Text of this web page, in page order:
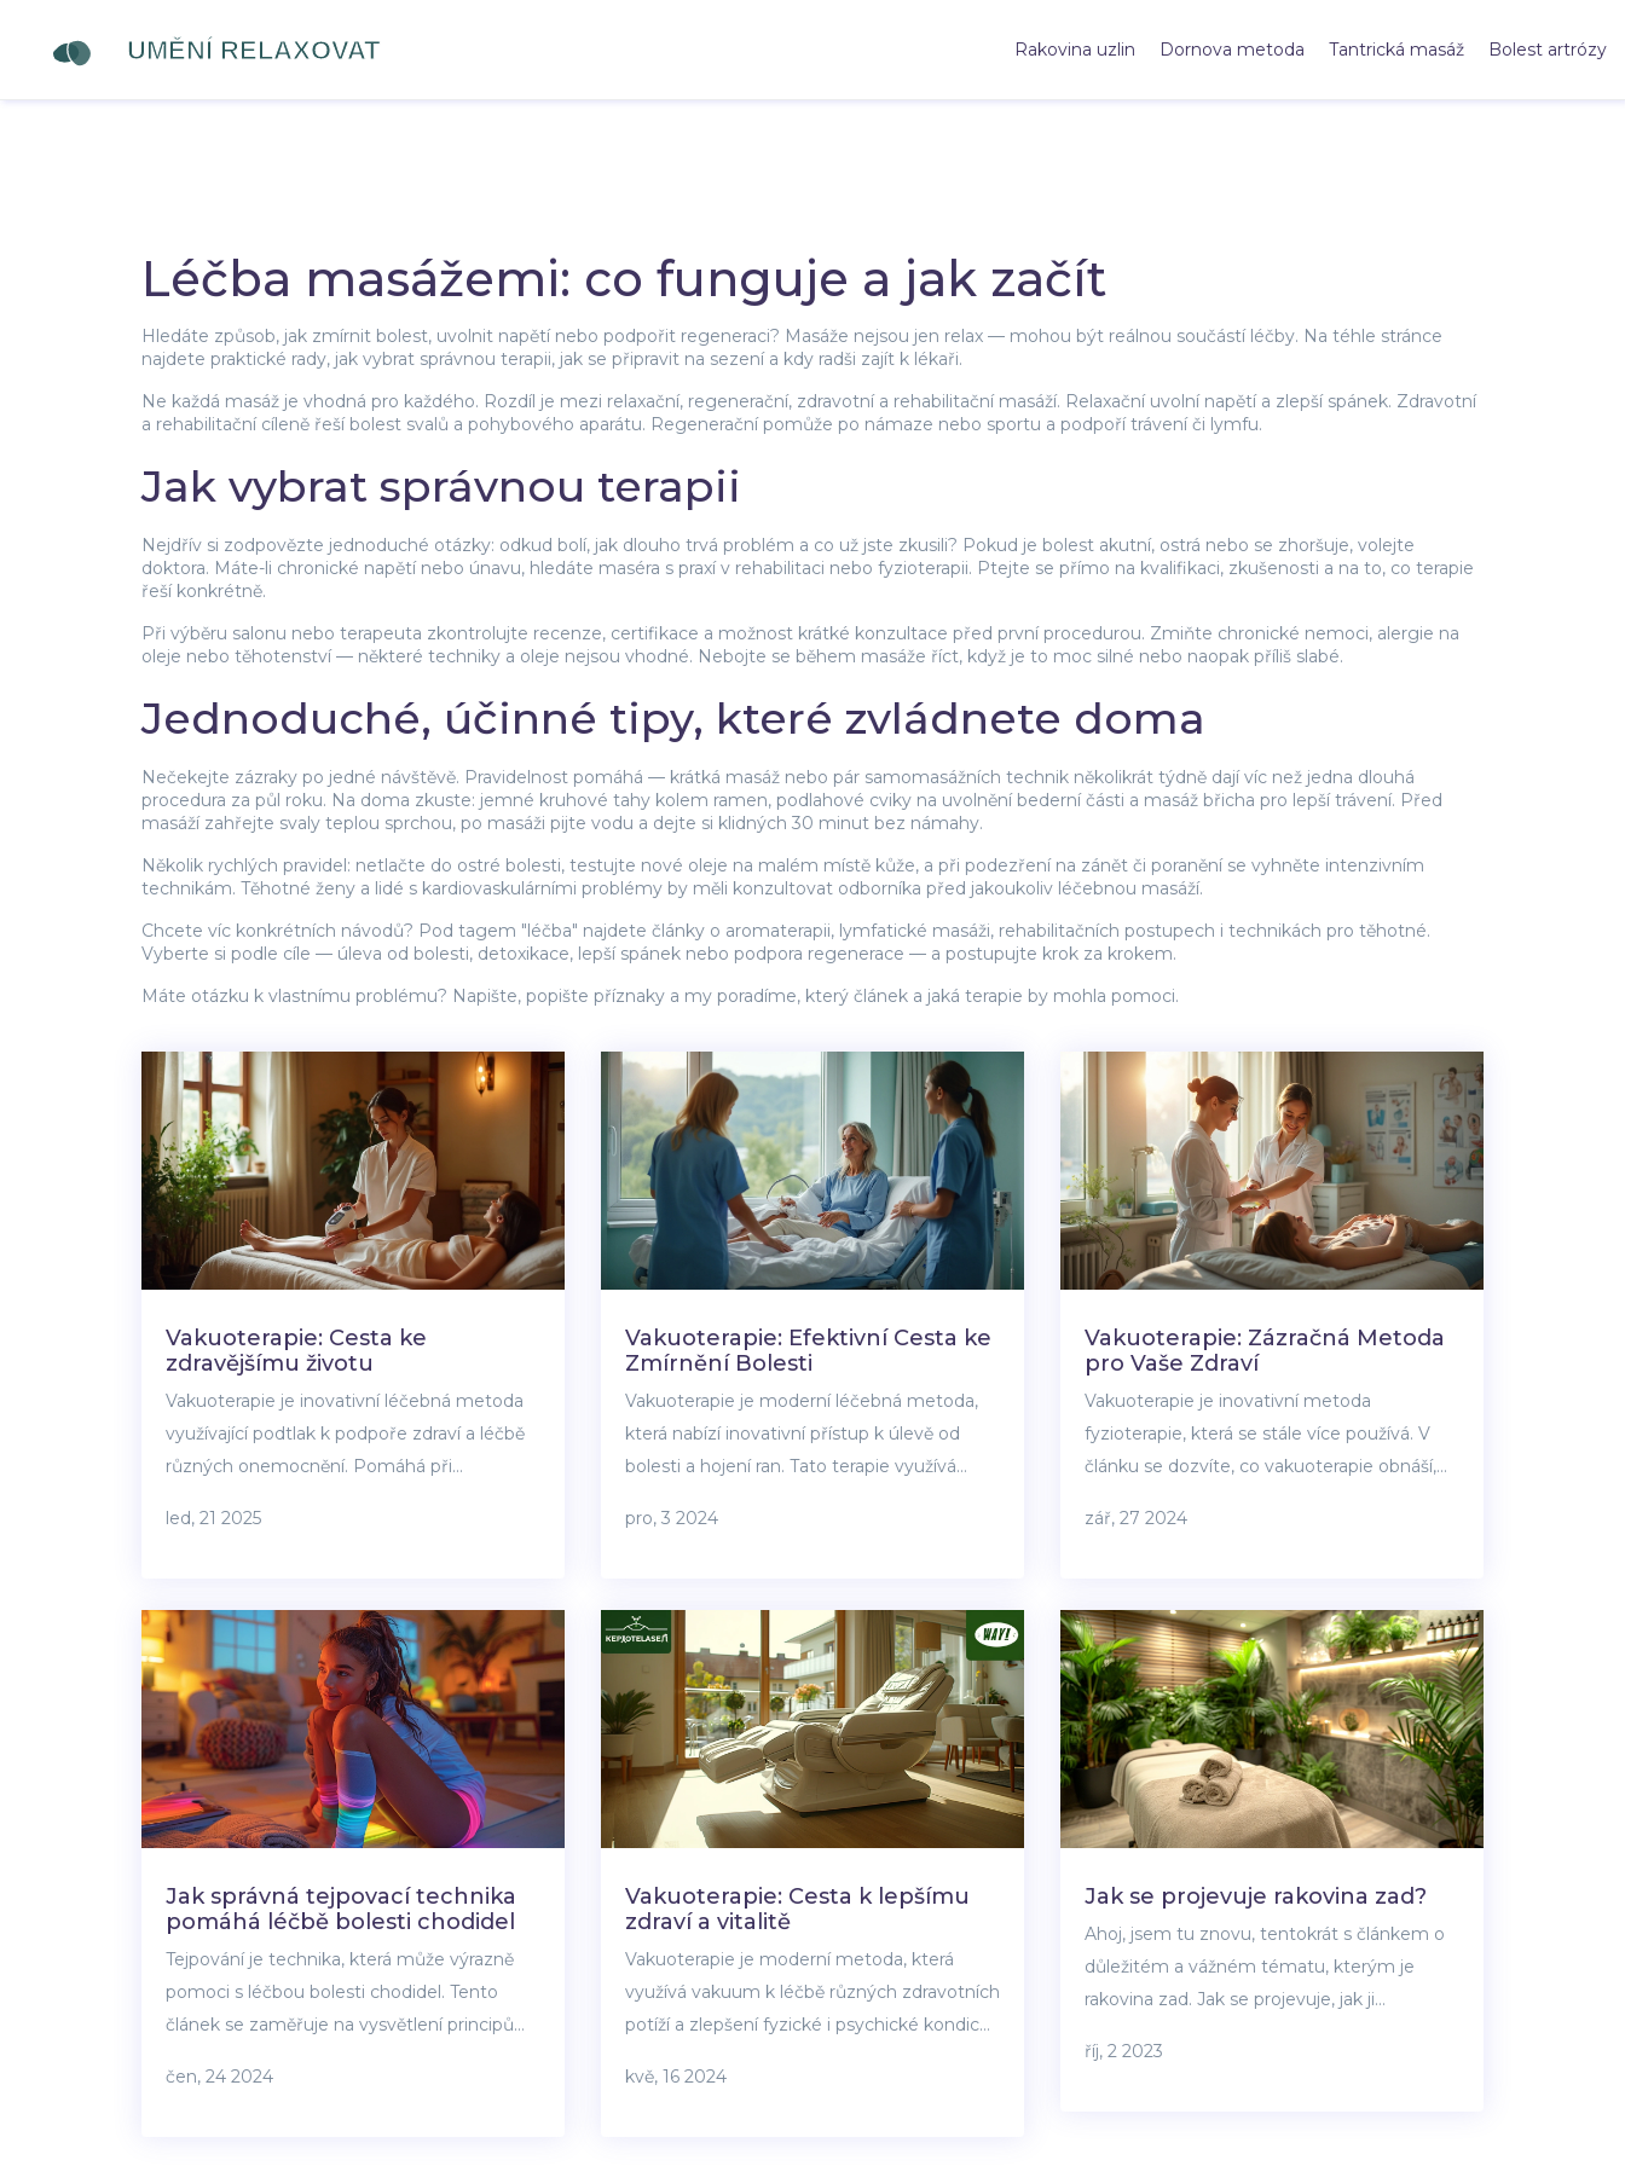
Rakovina uzlin Dornova metoda Tantrická masáž Bolest artrózy
Léčba masážemi: co funguje a jak začít
Hledáte způsob, jak zmírnit bolest, uvolnit napětí nebo podpořit regeneraci? Masáže nejsou jen relax — mohou být reálnou součástí léčby. Na téhle stránce
najdete praktické rady, jak vybrat správnou terapii, jak se připravit na sezení a kdy radši zajít k lékaři.
Ne každá masáž je vhodná pro každého. Rozdíl je mezi relaxační, regenerační, zdravotní a rehabilitační masáží. Relaxační uvolní napětí a zlepší spánek. Zdravotní
a rehabilitační cíleně řeší bolest svalů a pohybového aparátu. Regenerační pomůže po námaze nebo sportu a podpoří trávení či lymfu.
Jak vybrat správnou terapii
Nejdřív si zodpovězte jednoduché otázky: odkud bolí, jak dlouho trvá problém a co už jste zkusili? Pokud je bolest akutní, ostrá nebo se zhoršuje, volejte
doktora. Máte-li chronické napětí nebo únavu, hledáte maséra s praxí v rehabilitaci nebo fyzioterapii. Ptejte se přímo na kvalifikaci, zkušenosti a na to, co terapie
řeší konkrétně.
Při výběru salonu nebo terapeuta zkontrolujte recenze, certifikace a možnost krátké konzultace před první procedurou. Zmiňte chronické nemoci, alergie na
oleje nebo těhotenství — některé techniky a oleje nejsou vhodné. Nebojte se během masáže říct, když je to moc silné nebo naopak příliš slabé.
Jednoduché, účinné tipy, které zvládnete doma
Nečekejte zázraky po jedné návštěvě. Pravidelnost pomáhá — krátká masáž nebo pár samomasážních technik několikrát týdně dají víc než jedna dlouhá
procedura za půl roku. Na doma zkuste: jemné kruhové tahy kolem ramen, podlahové cviky na uvolnění bederní části a masáž břicha pro lepší trávení. Před
masáží zahřejte svaly teplou sprchou, po masáži pijte vodu a dejte si klidných 30 minut bez námahy.
Několik rychlých pravidel: netlačte do ostré bolesti, testujte nové oleje na malém místě kůže, a při podezření na zánět či poranění se vyhněte intenzivním
technikám. Těhotné ženy a lidé s kardiovaskulárními problémy by měli konzultovat odborníka před jakoukoliv léčebnou masáží.
Chcete víc konkrétních návodů? Pod tagem "léčba" najdete články o aromaterapii, lymfatické masáži, rehabilitačních postupech i technikách pro těhotné.
Vyberte si podle cíle — úleva od bolesti, detoxikace, lepší spánek nebo podpora regenerace — a postupujte krok za krokem.
Máte otázku k vlastnímu problému? Napište, popište příznaky a my poradíme, který článek a jaká terapie by mohla pomoci.
Vakuoterapie: Cesta ke
zdravějšímu životu
Vakuoterapie je inovativní léčebná metoda
využívající podtlak k podpoře zdraví a léčbě
různých onemocnění. Pomáhá při
podporuje detoxikaci organismu. Díky
způsoby, jak zůstat v kondici. V článku se
podíváme na její princip, přínosy a možné
aplikace v praxi.
led, 21 2025
Vakuoterapie: Efektivní Cesta ke
Zmírnění Bolesti
Vakuoterapie je moderní léčebná metoda,
která nabízí inovativní přístup k úlevě od
bolesti a hojení ran. Tato terapie využívá
postiženou oblast, čímž podporuje
může nejvíce těžit a jaké jsou její hlavní
výhody. Vítejte v objevu této fascinující
terapeutické cesty.
pro, 3 2024
Vakuoterapie: Zázračná Metoda
pro Vaše Zdraví
Vakuoterapie je inovativní metoda
fyzioterapie, která se stále více používá. V
článku se dozvíte, co vakuoterapie obnáší,
problémech a několik zajímavých tipů pro
zář, 27 2024
Jak správná tejpovací technika
pomáhá léčbě bolesti chodidel
Tejpování je technika, která může výrazně
pomoci s léčbou bolesti chodidel. Tento
článek se zaměřuje na vysvětlení principů
bolestech chodidel a poskytuje praktické
čen, 24 2024
Vakuoterapie: Cesta k lepšímu
zdraví a vitalitě
Vakuoterapie je moderní metoda, která
využívá vakuum k léčbě různých zdravotních
potíží a zlepšení fyzické i psychické kondice.
urychluje hojení a může být i účinným
kvě, 16 2024
Jak se projevuje rakovina zad?
Ahoj, jsem tu znovu, tentokrát s článkem o
důležitém a vážném tématu, kterým je
rakovina zad. Jak se projevuje, jak ji
otázky, na které se pokusím odpovědět.
říj, 2 2023